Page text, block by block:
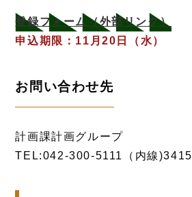
登録フォーム （外部リンク）
申込期限：11月20日（水）
お問い合わせ先
計画課計画グループ
TEL:042-300-5111（内線)3415